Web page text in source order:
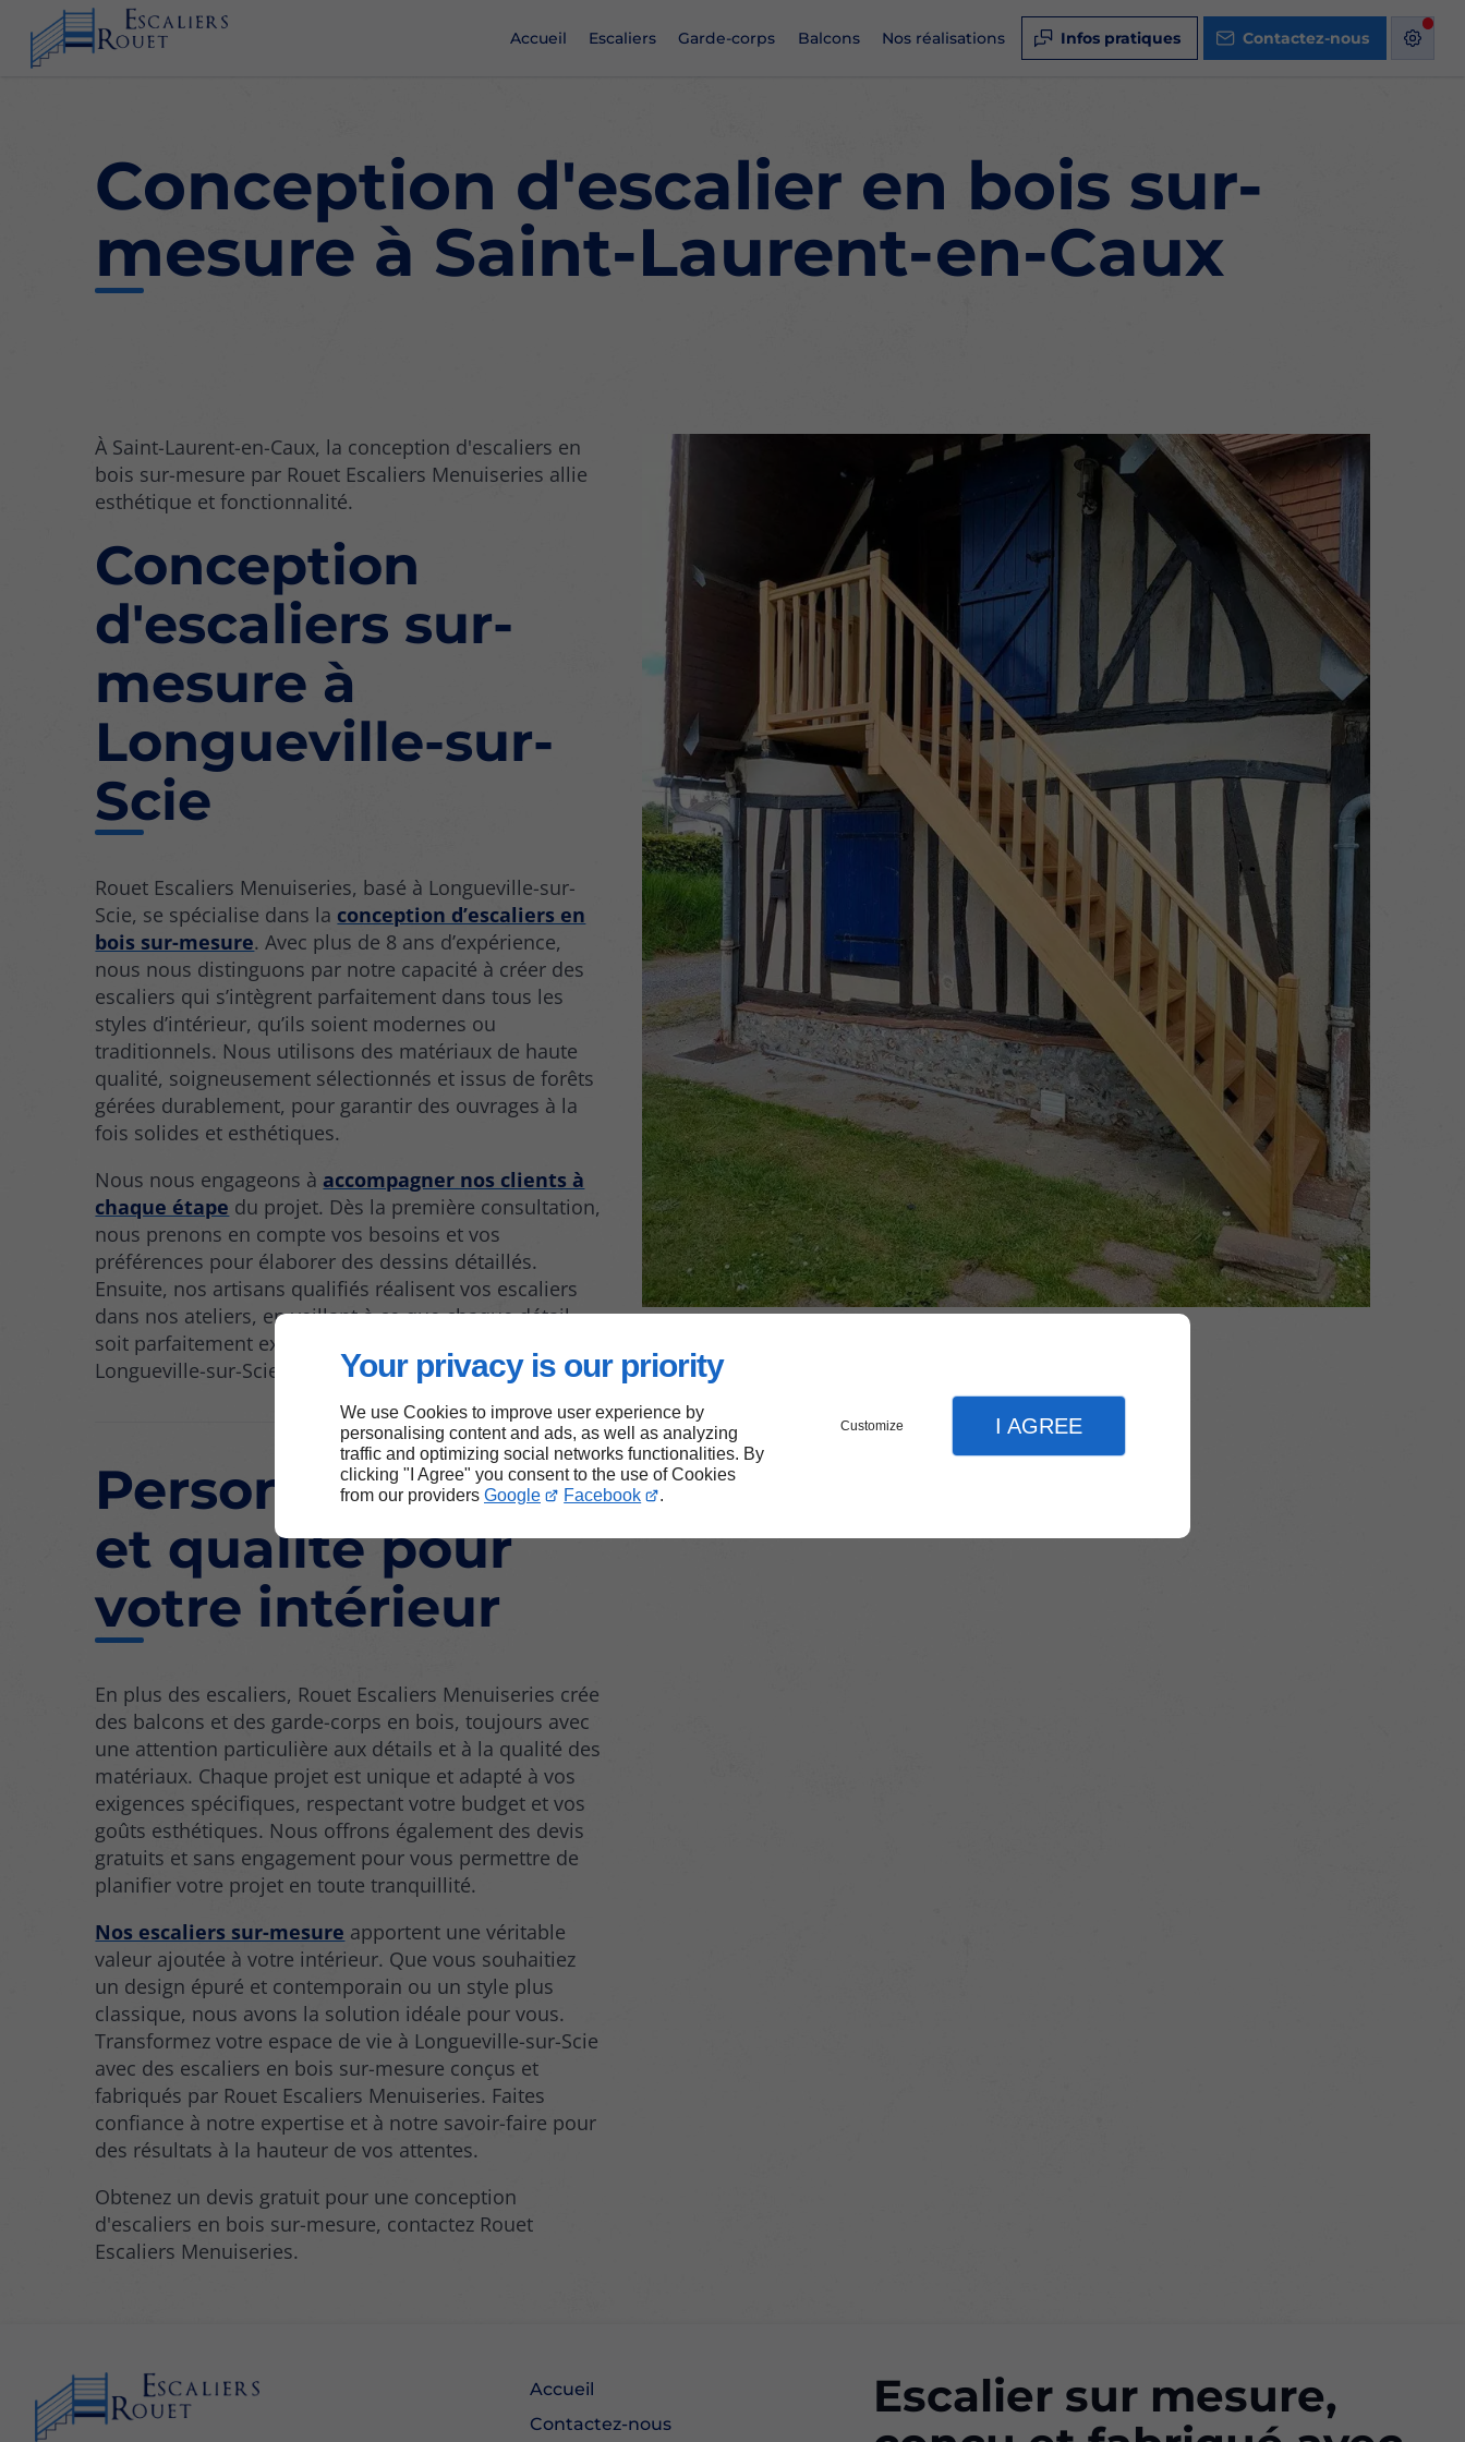
Your privacy is our priority
We use Cookies to improve user experience by
personalising content and ads, as well as analyzing
traffic and optimizing social networks functionalities. By
clicking "I Agree" you consent to the use of Cookies
from our providers Google Facebook .
Customize I AGREE
Accueil Escaliers Garde-corps Balcons Nos réalisations Infos pratiques Contactez-nous
Conception d'escalier en bois sur-
mesure à Saint-Laurent-en-Caux
À Saint-Laurent-en-Caux, la conception d'escaliers en
bois sur-mesure par Rouet Escaliers Menuiseries allie
esthétique et fonctionnalité.
Conception
d'escaliers sur-
mesure à
Longueville-sur-
Scie
Rouet Escaliers Menuiseries, basé à Longueville-sur-
Scie, se spécialise dans la conception d’escaliers en
bois sur-mesure. Avec plus de 8 ans d’expérience,
nous nous distinguons par notre capacité à créer des
escaliers qui s’intègrent parfaitement dans tous les
styles d’intérieur, qu’ils soient modernes ou
traditionnels. Nous utilisons des matériaux de haute
qualité, soigneusement sélectionnés et issus de forêts
gérées durablement, pour garantir des ouvrages à la
fois solides et esthétiques.
Nous nous engageons à accompagner nos clients à
chaque étape du projet. Dès la première consultation,
nous prenons en compte vos besoins et vos
préférences pour élaborer des dessins détaillés.
Ensuite, nos artisans qualifiés réalisent vos escaliers
dans nos ateliers, en veillant à ce que chaque détail
soit parfaitement exécuté avant la livraison à
Longueville-sur-Scie.
Personnalisation
et qualité pour
votre intérieur
En plus des escaliers, Rouet Escaliers Menuiseries crée
des balcons et des garde-corps en bois, toujours avec
une attention particulière aux détails et à la qualité des
matériaux. Chaque projet est unique et adapté à vos
exigences spécifiques, respectant votre budget et vos
goûts esthétiques. Nous offrons également des devis
gratuits et sans engagement pour vous permettre de
planifier votre projet en toute tranquillité.
Nos escaliers sur-mesure apportent une véritable
valeur ajoutée à votre intérieur. Que vous souhaitiez
un design épuré et contemporain ou un style plus
classique, nous avons la solution idéale pour vous.
Transformez votre espace de vie à Longueville-sur-Scie
avec des escaliers en bois sur-mesure conçus et
fabriqués par Rouet Escaliers Menuiseries. Faites
confiance à notre expertise et à notre savoir-faire pour
des résultats à la hauteur de vos attentes.
Obtenez un devis gratuit pour une conception
d'escaliers en bois sur-mesure, contactez Rouet
Escaliers Menuiseries.
Accueil
Contactez-nous
Escalier sur mesure,